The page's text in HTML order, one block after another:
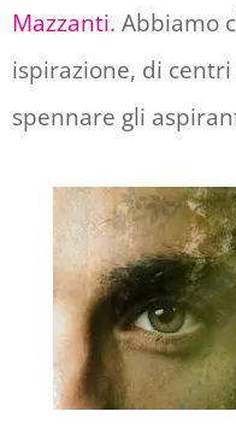
Mazzanti. Abbiamo
ispirazione, di
spennare gli